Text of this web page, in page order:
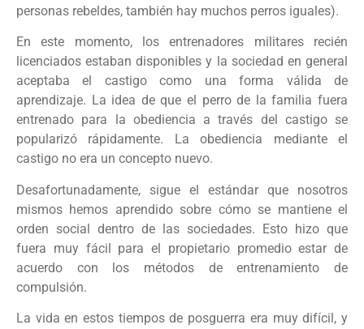
personas rebeldes, también hay muchos perros iguales).
En este momento, los entrenadores militares recién
licenciados estaban disponibles y la sociedad en general
aceptaba el castigo como una forma válida de
aprendizaje. La idea de que el perro de la familia fuera
entrenado para la obediencia a través del castigo se
popularizó rápidamente. La obediencia mediante el
castigo no era un concepto nuevo.
Desafortunadamente, sigue el estándar que nosotros
mismos hemos aprendido sobre cómo se mantiene el
orden social dentro de las sociedades. Esto hizo que
fuera muy fácil para el propietario promedio estar de
acuerdo con los métodos de entrenamiento de
compulsión.
La vida en estos tiempos de posguerra era muy difícil, y